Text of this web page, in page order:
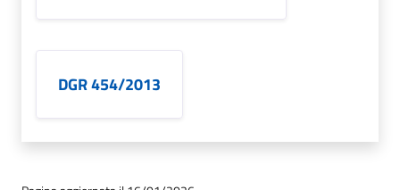
DGR 454/2013